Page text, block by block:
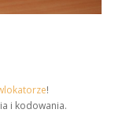
!
i kodowania.